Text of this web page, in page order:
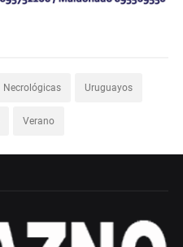
Necrológicas Uruguayos
Verano